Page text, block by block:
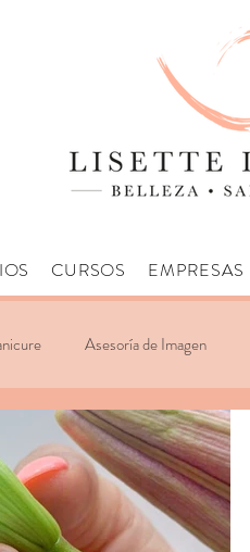
CURSOS EMPRESAS
Asesoría de Imagen